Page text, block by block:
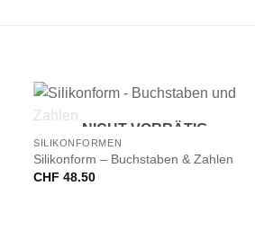
+
NICHT VORRÄTIG
SILIKONFORMEN
Silikonform – Buchstaben & Zahlen
CHF 48.50